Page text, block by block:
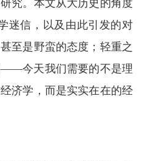
究。本文从大历史的角度
迷信，以及由此引发的对
至是野蛮的态度；轻重之
——今天我们需要的不是理
济学，而是实实在在的经